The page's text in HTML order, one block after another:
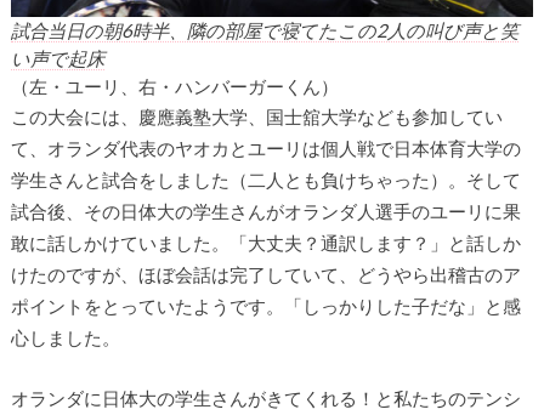
試合当日の朝6時半、隣の部屋で寝てたこの2人の叫び声と笑
い声で起床
（左・ユーリ、右・ハンバーガーくん）
この大会には、慶應義塾大学、国士舘大学なども参加してい
て、オランダ代表のヤオカとユーリは個人戦で日本体育大学の
学生さんと試合をしました（二人とも負けちゃった）。そして
試合後、その日体大の学生さんがオランダ人選手のユーリに果
敢に話しかけていました。「大丈夫？通訳します？」と話しか
けたのですが、ほぼ会話は完了していて、どうやら出稽古のア
ポイントをとっていたようです。「しっかりした子だな」と感
心しました。
オランダに日体大の学生さんがきてくれる！と私たちのテンシ